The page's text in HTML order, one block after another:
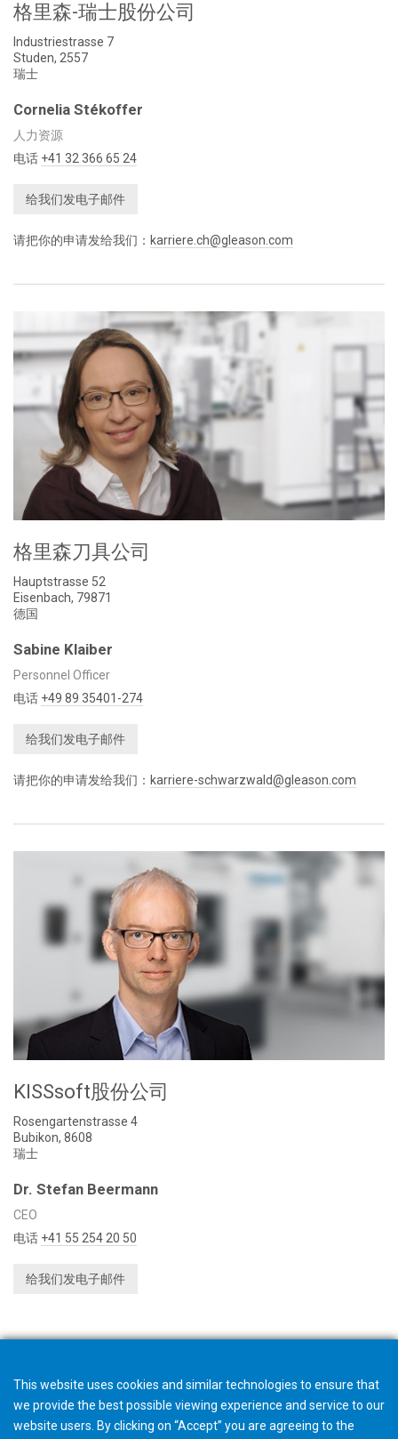
格里森-瑞士股份公司
Industriestrasse 7
Studen, 2557
瑞士
Cornelia Stékoffer
人力资源
电话 +41 32 366 65 24
给我们发电子邮件
请把你的申请发给我们： karriere.ch@gleason.com
格里森刀具公司
Hauptstrasse 52
Eisenbach, 79871
德国
Sabine Klaiber
Personnel Officer
电话 +49 89 35401-274
给我们发电子邮件
请把你的申请发给我们： karriere-schwarzwald@gleason.com
KISSsoft股份公司
Rosengartenstrasse 4
Bubikon, 8608
瑞士
Dr. Stefan Beermann
CEO
电话 +41 55 254 20 50
给我们发电子邮件
This website uses cookies and similar technologies to ensure that
we provide the best possible viewing experience and service to our
website users. By clicking on “Accept” you are agreeing to the